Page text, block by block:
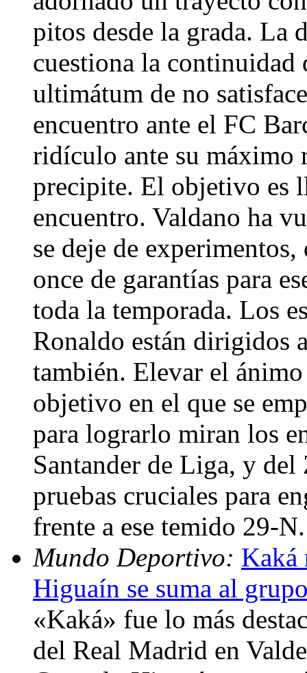
pitos desde la grada. La
cuestiona la
ultimátum de no
encuentro ante el FC
ridículo ante su máximo
precipite. El objetivo es
encuentro. Valdano ha
se deje de
once de garantías para
toda la temporada. Los
Ronaldo están dirigidos
también. Elevar el
objetivo en el que se
para lograrlo miran los
Santander de Liga, y
pruebas cruciales para
frente a ese temido 29-
Mundo Deportivo: Kaká
Higuaín se suma al
«Kaká» fue lo más
del Real Madrid en